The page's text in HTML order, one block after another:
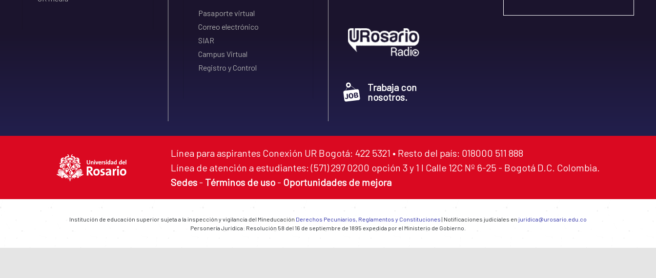
Pasaporte virtual
Correo electrónico
SIAR
Campus Virtual
Registro y Control
Trabaja con
nosotros.
Línea para aspirantes Conexión UR Bogotá: 422 5321 • Resto del país: 018000 511 888
Línea de atención a estudiantes: (571) 297 0200 opción 3 y 1 I Calle 12C Nº 6-25 - Bogotá D.C. Colombia.
Sedes - Términos de uso - Oportunidades de mejora
Institución de educación superior sujeta a la inspección y vigilancia del Mineducación Derechos Pecuniarios, Reglamentos y Constituciones | Notificaciones judiciales en juridica@urosario.edu.co
Personería Jurídica: Resolución 58 del 16 de septiembre de 1895 expedida por el Ministerio de Gobierno.